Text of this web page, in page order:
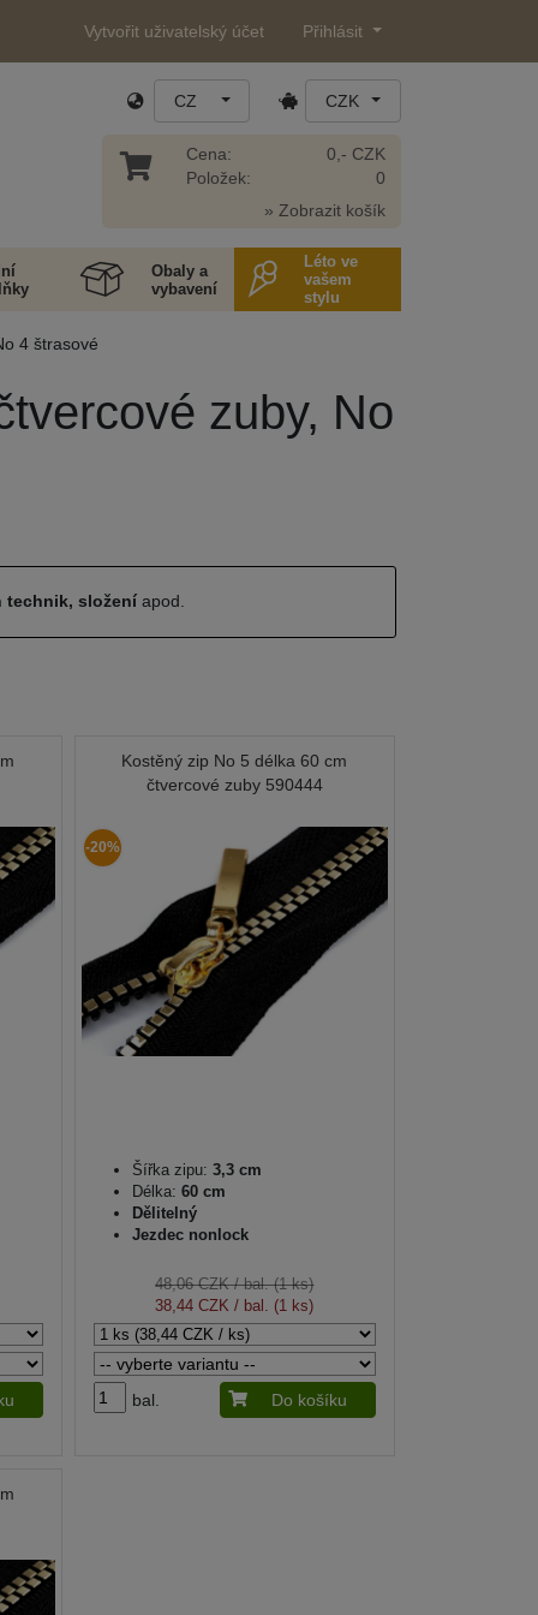
Vytvořit uživatelský účet Přihlásit
CZ CZK
Cena:
Položek:
0,- CZK
0
» Zobrazit košík
Obaly a
vybavení
Léto ve
vašem
stylu
4 štrasové
zuby, No
technik, složeníapod.
Kostěný zip No 5 délka 60 cm
čtvercové zuby 590444
-20%
Šířka zipu: 3,3 cm
Délka: 60 cm
Dělitelný
Jezdec nonlock
48,06 CZK/ bal. (1 ks)
38,44 CZK / bal. (1 ks)
bal. Do košíku